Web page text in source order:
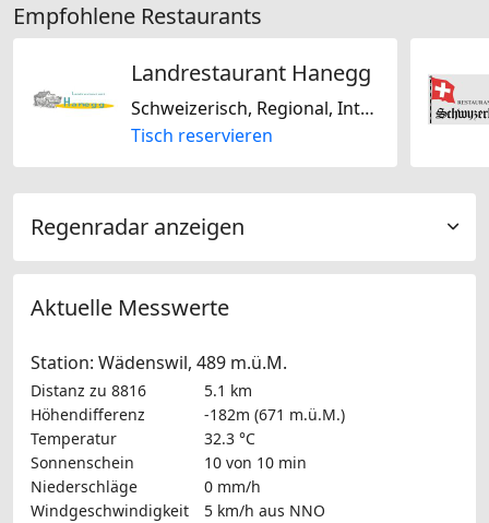
Empfohlene Restaurants
Landrestaurant Hanegg
Schweizerisch, Regional, International
Tisch reservieren
Regenradar anzeigen
Aktuelle Messwerte
Station: Wädenswil, 489 m.ü.M.
Distanz zu 8816
5.1 km
Höhendifferenz
-182m (671 m.ü.M.)
Temperatur
32.3 °C
Sonnenschein
10 von 10 min
Niederschläge
0 mm/h
Windgeschwindigkeit
5 km/h aus NNO